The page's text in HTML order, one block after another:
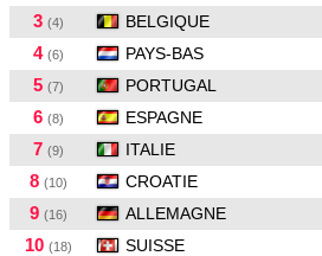
3 (4) BELGIQUE
4 (6) PAYS-BAS
5 (7) PORTUGAL
6 (8) ESPAGNE
7 (9) ITALIE
8 (10) CROATIE
9 (16) ALLEMAGNE
10 (18) SUISSE